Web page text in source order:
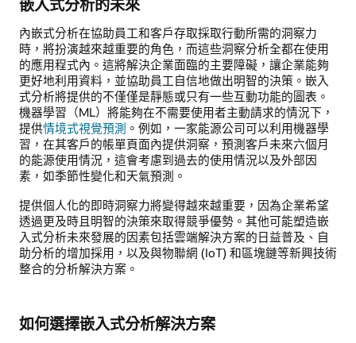
嵌入式分析的未來
內嵌式分析在協助員工和客戶存取採取行動所需的洞察力
時，將扮演越來越重要的角色，而這些洞察分析全都在使用
的應用程式內。這將解決企業面臨的主要障礙，讓企業能夠
更好地利用資料，並協助員工自信地做出明智的決策。嵌入
式分析將提供的不僅僅是靜態或只有一些互動功能的圖表。
機器學習（ML）將能夠在不需要使用者主動請求的情況下，
提供情境式視覺預測 。例如，一家能源公司可以利用機器學
習，在其客戶的帳單頁面內提供洞察，預測客戶未來六個月
的能源使用情況，這會考慮到過去的使用情況以及外部因
素，如季節性變化和天氣預測。
提供個人化的即時洞察力將變得越來越重要，因為企業希望
透過更及時且明智的決策來取得競爭優勢。其他可能塑造嵌
入式分析未來發展的因素包括雲端解決方案的日益普及、自
助分析的增加採用，以及與物聯網 (IoT) 和區塊鏈等新興技術
整合的分析解決方案。
如何選擇嵌入式分析解決方案